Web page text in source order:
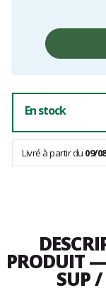
unitaire,
En stock
Livré à partir du 09/
PRODUIT
SUP